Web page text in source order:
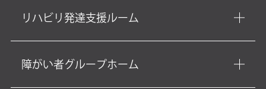
リハビリ発達支援ルーム
障がい者グループホーム